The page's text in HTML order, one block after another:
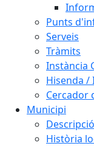
Punts
Serveis
Tràmits
Instància
Hisenda /
Cercador
Municipi
Història